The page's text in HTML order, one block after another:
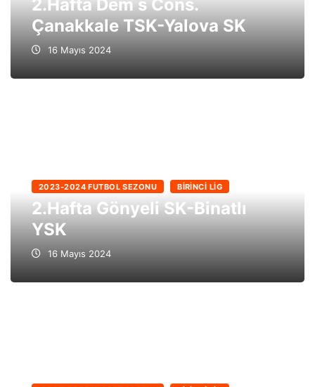
2.Hafta Dem s Cons.
Çanakkale TSK-Yalova SK
16 Mayıs 2024
2023-2024 FUTBOL SEZONU BIRINCI LIG
2.Hafta Gönyeli SK-Binatlı
YSK
16 Mayıs 2024